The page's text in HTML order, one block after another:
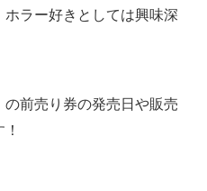
ラー好きとしては興味深
前売り券の発売日や販売